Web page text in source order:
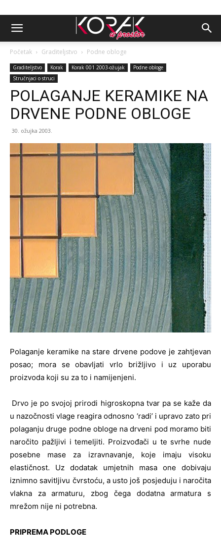
Početak Graditeljstvo Podne obloge
Graditeljstvo Korak Korak 001 2003-ožujak
Podne obloge
Stručnjaci o struci
POLAGANJE KERAMIKE NA
DRVENE PODNE OBLOGE
30. ožujka 2003.
Polaganje keramike na stare drvene podove je zahtjevan
posao; mora se obavljati vrlo brižljivo i uz uporabu
proizvoda koji su za to i namijenjeni.
Drvo je po svojoj prirodi higroskopna tvar pa se kaže da
u nazočnosti vlage reagira odnosno ‘radi’ i upravo zato pri
polaganju druge podne obloge na drveni pod moramo biti
naročito pažljivi i temeljiti. Proizvođači u te svrhe nude
posebne mase za izravnavanje, koje imaju visoku
elastičnost. Uz dodatak umjetnih masa one dobivaju
iznimno savitljivu čvrstoću, a usto još posjeduju i naročita
vlakna za armaturu, zbog čega dodatna armatura s
mrežom nije ni potrebna.
PRIPREMA PODLOGE